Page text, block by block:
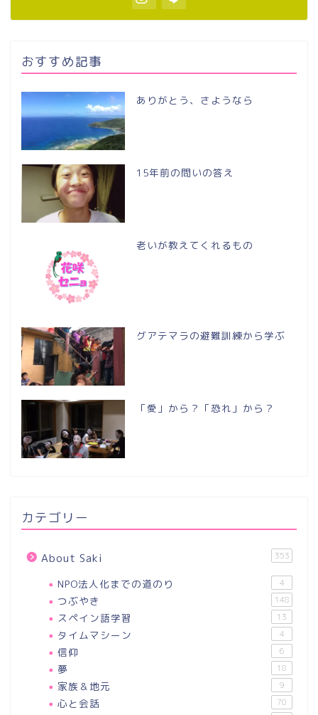
おすすめ記事
ありがとう、さようなら
15年前の問いの答え
老いが教えてくれるもの
グアテマラの避難訓練から学ぶ
「愛」から？「恐れ」から？
カテゴリー
About Saki 353
NPO法人化までの道のり 4
つぶやき 148
スペイン語学習 13
タイムマシーン 4
信仰 6
夢 18
家族＆地元 9
心と会話 70